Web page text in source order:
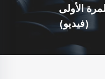
الأولى
(فيديو)